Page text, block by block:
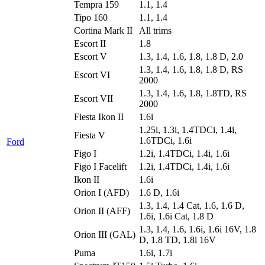
Tempra 159
1.1, 1.4
Tipo 160
1.1, 1.4
Ford
Cortina Mark II
All trims
Escort II
1.8
Escort V
1.3, 1.4, 1.6, 1.8, 1.8 D, 2.0
Escort VI
1.3, 1.4, 1.6, 1.8, 1.8 D, RS
2000
Escort VII
1.3, 1.4, 1.6, 1.8, 1.8TD, RS
2000
Fiesta Ikon II
1.6i
Fiesta V
1.25i, 1.3i, 1.4TDCi, 1.4i,
1.6TDCi, 1.6i
Figo I
1.2i, 1.4TDCi, 1.4i, 1.6i
Figo I Facelift
1.2i, 1.4TDCi, 1.4i, 1.6i
Ikon II
1.6i
Orion I (AFD)
1.6 D, 1.6i
Orion II (AFF)
1.3, 1.4, 1.4 Cat, 1.6, 1.6 D,
1.6i, 1.6i Cat, 1.8 D
Orion III (GAL)
1.3, 1.4, 1.6, 1.6i, 1.6i 16V, 1.8
D, 1.8 TD, 1.8i 16V
Puma
1.6i, 1.7i